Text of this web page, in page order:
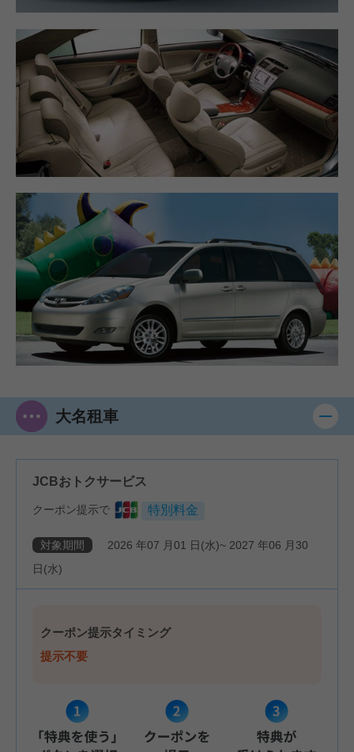
#JCBプラザ #アフタヌーンティー #グアム
大名租車
JCBおトクサービス
クーポン提示で 特別料金
対象期間 2026 年07 月 01 日(水)~ 2027 年06 月 30
日(水)
クーポン提示タイミング
提示不要